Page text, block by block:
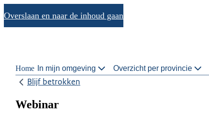
Overslaan en naar de inhoud gaan
Home In mijn omgeving Overzicht per provincie
Blijf betrokken
Webinar